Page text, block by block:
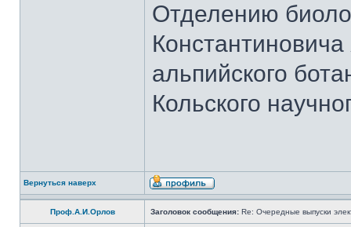
Отделению
альпийского
Кольского
Вернуться наверх
Проф.А.И.Орлов Заголовок сообщения: Re: Очередные выпуски